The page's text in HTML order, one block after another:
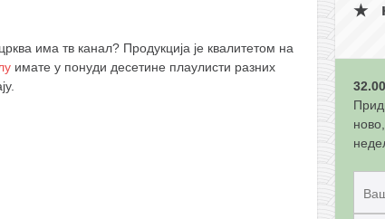
има тв канал? Продукција је квалитетом на
имате у понуди десетине плаyлисти разних